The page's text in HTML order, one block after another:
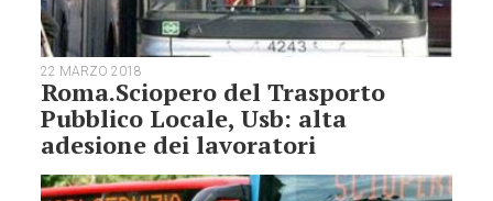
22 MARZO 2018
Roma.Sciopero del Trasporto
Pubblico Locale, Usb: alta
adesione dei lavoratori